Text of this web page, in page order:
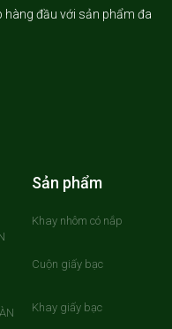
hàng đầu với sản phẩm đa
Sản phẩm
Khay nhôm có nắp
Cuộn giấy bạc
Khay giấy bạc